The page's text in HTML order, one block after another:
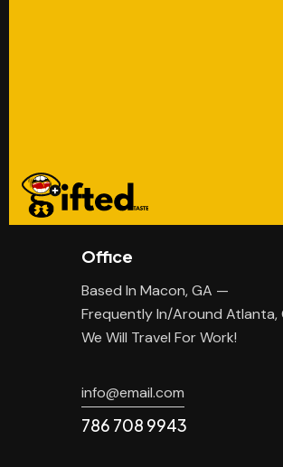
Office
Based In Macon, GA —
Frequently In/Around Atlanta,
We Will Travel For Work!
info@email.com
786 708 9943